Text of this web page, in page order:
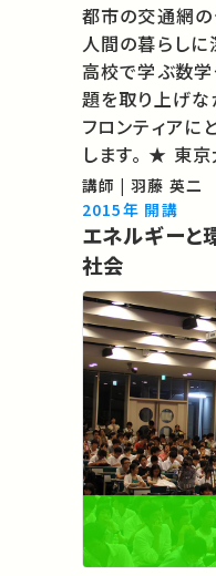
都市の交通網の
人間の暮らしに
高校で学ぶ数学
題を取り上げな
フロンティアに
します。 ★ 東京大学工学部オープンキャンパス模
擬講義2015 ★ 東京大学「入学・進学をご希望の
方へ」 ★あなたのシェアが、ほかの誰かの学びに繋
がるかもしれ…
講師 | 羽藤 英二
2015年 開講
エネルギーと
社会